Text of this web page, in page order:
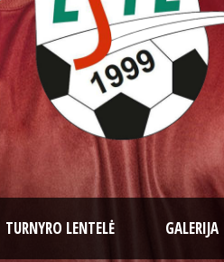
TURNYRO LENTELĖ GALERIJA